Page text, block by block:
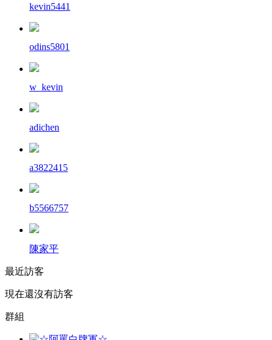
kevin5441
odins5801
w_kevin
adichen
a3822415
b5566757
陳家平
最近訪客
現在還沒有訪客
群組